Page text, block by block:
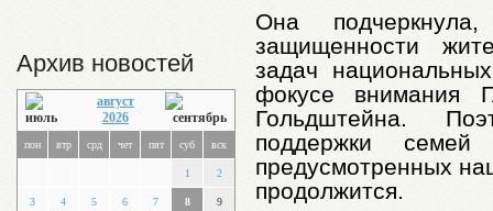
Архив новостей
август
2026
пон втр срд чет пят суб вск
1 2
3 4 5 6 7 8 9
Она
защищенности
задач
фокусе внимания
Гольдштейна.
поддержки
предусмотренных
продолжится.